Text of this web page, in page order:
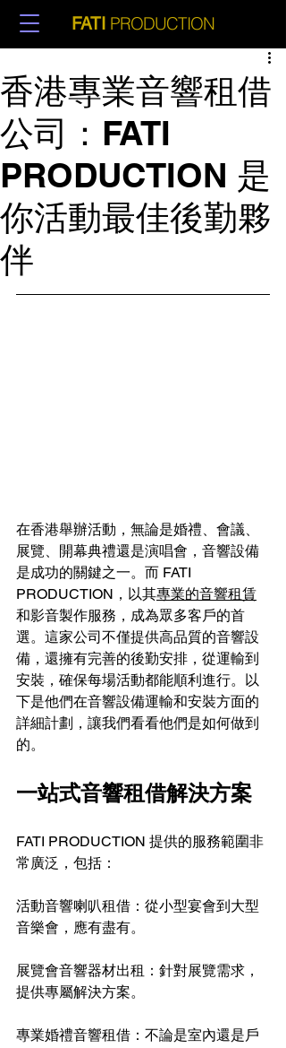
FATI PRODUCTION
香港專業音響租借
公司：FATI
PRODUCTION 是
你活動最佳後勤夥
伴
在香港舉辦活動，無論是婚禮、會議、
展覽、開幕典禮還是演唱會，音響設備
是成功的關鍵之一。而 FATI
PRODUCTION，以其專業的音響租賃
和影音製作服務，成為眾多客戶的首
選。這家公司不僅提供高品質的音響設
備，還擁有完善的後勤安排，從運輸到
安裝，確保每場活動都能順利進行。以
下是他們在音響設備運輸和安裝方面的
詳細計劃，讓我們看看他們是如何做到
的。
一站式音響租借解決方案
FATI PRODUCTION 提供的服務範圍非
常廣泛，包括：
活動音響喇叭租借：從小型宴會到大型
音樂會，應有盡有。
展覽會音響器材出租：針對展覽需求，
提供專屬解決方案。
專業婚禮音響租借：不論是室內還是戶